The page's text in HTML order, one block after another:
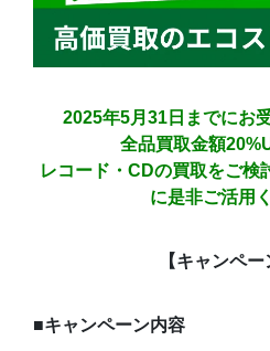
2025年5月31日までにお
全品買取金額
レコード・CDの買取をご検
に是非ご活用
【キャンペー
■キャンペーン内容